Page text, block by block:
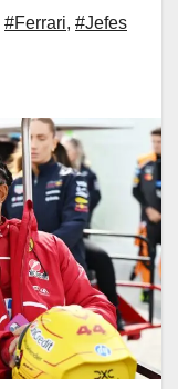
#Ferrari, #Jefes